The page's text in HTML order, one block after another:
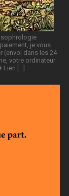
sophrologie
je vous
(envoi dans les 24
votre ordinateur
Lien […]